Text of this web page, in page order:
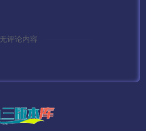
评论内容